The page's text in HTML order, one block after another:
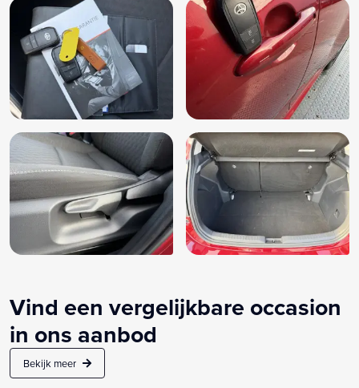
Vind een vergelijkbare occasion
in ons aanbod
Bekijk meer